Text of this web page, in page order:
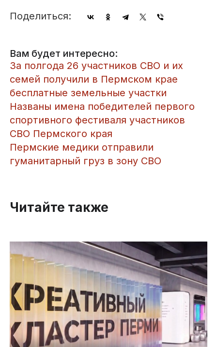
Поделиться:
Вам будет интересно:
За полгода 26 участников СВО и их
семей получили в Пермском крае
бесплатные земельные участки
Названы имена победителей первого
спортивного фестиваля участников
СВО Пермского края
Пермские медики отправили
гуманитарный груз в зону СВО
Читайте также